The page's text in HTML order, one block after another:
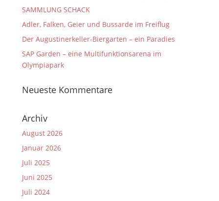
SAMMLUNG SCHACK
Adler, Falken, Geier und Bussarde im Freiflug
Der Augustinerkeller-Biergarten – ein Paradies
SAP Garden – eine Multifunktionsarena im
Olympiapark
Neueste Kommentare
Archiv
August 2026
Januar 2026
Juli 2025
Juni 2025
Juli 2024